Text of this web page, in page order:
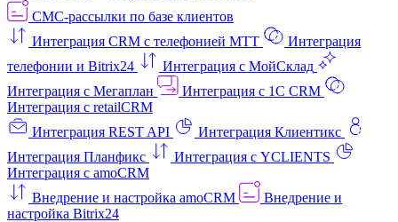
СМС-рассылки по базе клиентов
Интеграция CRM с телефонией МТТ
Интеграция
телефонии и Bitrix24
Интеграция с МойСклад
Интеграция с Мегаплан
Интеграция с 1C CRM
Интеграция с retailCRM
Интеграция REST API
Интеграция Клиентикс
Интеграция Планфикс
Интеграция с YCLIENTS
Интеграция с amoCRM
Внедрение и настройка amoCRM
Внедрение и
настройка Bitrix24